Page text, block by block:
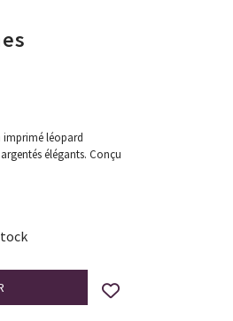
imprimé léopard
élégants. Conçu